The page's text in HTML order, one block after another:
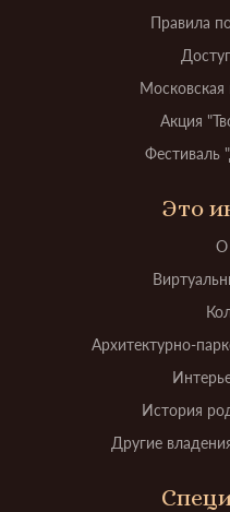
Правила
Московская
Акция
Фестиваль
Это
О
Архитектурно-
История
Другие